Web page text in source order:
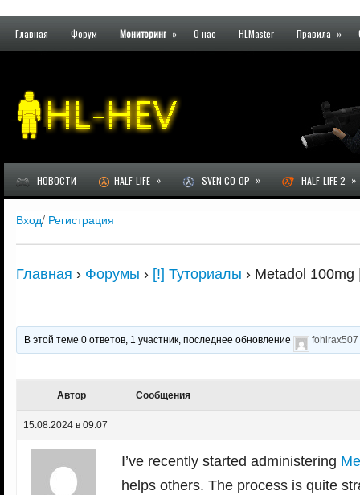
Главная Форум Мониторинг » О нас HLMaster Правила »
НОВОСТИ HALF-LIFE » SVEN CO-OP » HALF-LIFE 2 »
Вход/ Регистрация
Главная › Форумы › [!] Туториалы › Metadol 100mg
В этой теме 0 ответов, 1 участник, последнее обновление fohirax507
Автор Сообщения
15.08.2024 в 09:07
I’ve recently started administering
helps others. The process is quite